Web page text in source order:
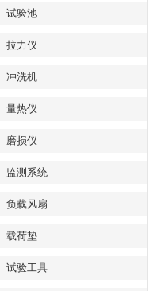
试验池
拉力仪
冲洗机
量热仪
磨损仪
监测系统
负载风扇
载荷垫
试验工具